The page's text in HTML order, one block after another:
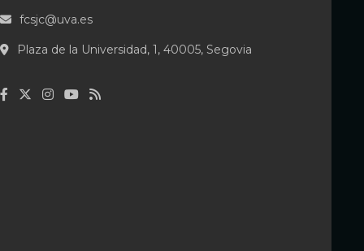
fcsjc@uva.es
Plaza de la Universidad, 1, 40005, Segovia